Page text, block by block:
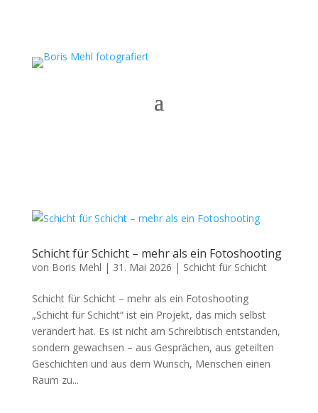
Schicht für Schicht – mehr als ein Fotoshooting
von Boris Mehl | 31. Mai 2026 | Schicht für Schicht
Schicht für Schicht – mehr als ein Fotoshooting
„Schicht für Schicht“ ist ein Projekt, das mich selbst
verändert hat. Es ist nicht am Schreibtisch entstanden,
sondern gewachsen – aus Gesprächen, aus geteilten
Geschichten und aus dem Wunsch, Menschen einen
Raum zu...